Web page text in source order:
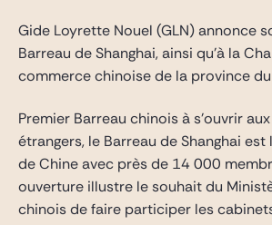
Blog Real Estate
Gide Loyrette Nouel (GLN) annonce
Barreau de Shanghai, ainsi qu’à la
commerce chinoise de la province du
Premier Barreau chinois à s’ouvrir
étrangers, le Barreau de Shanghai
de Chine avec près de 14 000
ouverture illustre le souhait du
chinois de faire participer les